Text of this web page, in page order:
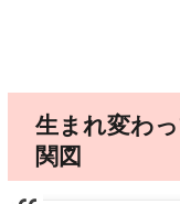
生まれ変わ
関図